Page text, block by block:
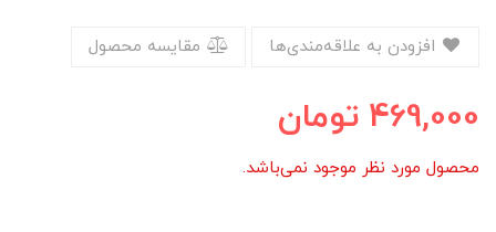
مقایسه محصول
469,000 تومان
محصول مورد نظر موجود نمی‌باشد.